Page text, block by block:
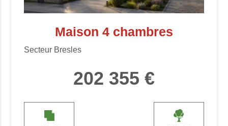
Maison 4 chambres
Secteur Bresles
202 355 €